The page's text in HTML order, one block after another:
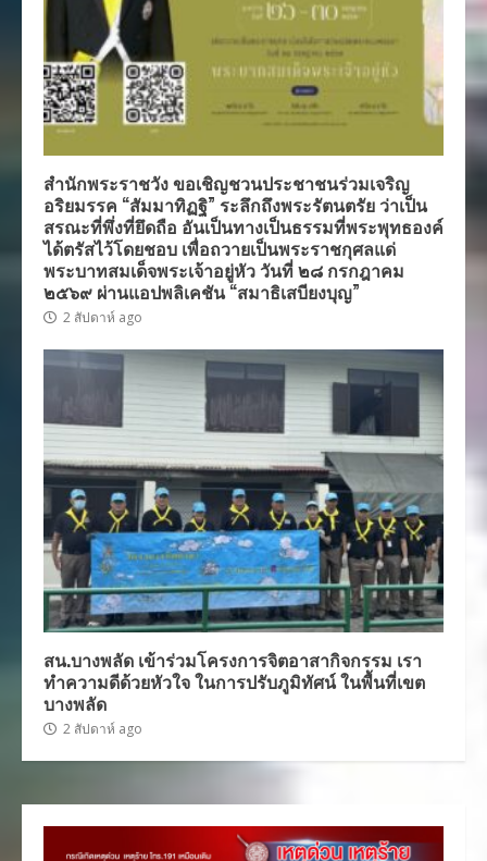
สำนักพระราชวัง ขอเชิญชวนประชาชนร่วมเจริญ
อริยมรรค “สัมมาทิฏฐิ” ระลึกถึงพระรัตนตรัย ว่าเป็น
สรณะที่พึ่งที่ยึดถือ อันเป็นทางเป็นธรรมที่พระพุทธองค์
ได้ตรัสไว้โดยชอบ เพื่อถวายเป็นพระราชกุศลแด่
พระบาทสมเด็จพระเจ้าอยู่หัว วันที่ ๒๘ กรกฎาคม
๒๕๖๙ ผ่านแอปพลิเคชัน “สมาธิเสบียงบุญ”
2 สัปดาห์ ago
สน.บางพลัด เข้าร่วมโครงการจิตอาสากิจกรรม เรา
ทำความดีด้วยหัวใจ ในการปรับภูมิทัศน์ ในพื้นที่เขต
บางพลัด
2 สัปดาห์ ago